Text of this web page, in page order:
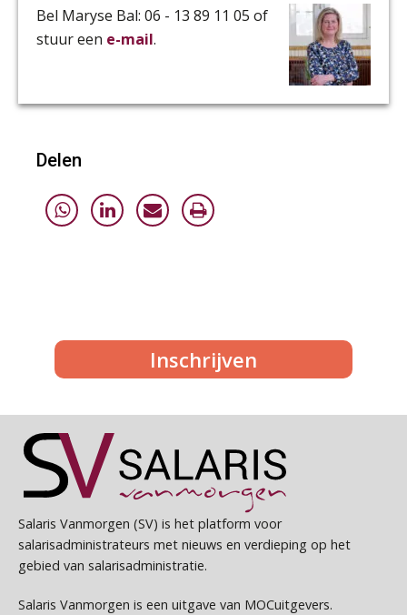
Bel Maryse Bal: 06 - 13 89 11 05 of
stuur een e-mail.
Delen
Inschrijven
Salaris Vanmorgen (SV) is het platform voor
salarisadministrateurs met nieuws en verdieping op het
gebied van salarisadministratie.
Salaris Vanmorgen is een uitgave van MOCuitgevers.